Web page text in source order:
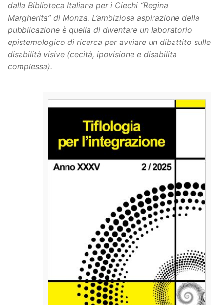
dalla Biblioteca Italiana per i Ciechi “Regina
Margherita” di Monza. L’ambiziosa aspirazione della
pubblicazione è quella di diventare un laboratorio
epistemologico di ricerca per avviare un dibattito sulle
disabilità visive (cecità, ipovisione e disabilità
complessa).